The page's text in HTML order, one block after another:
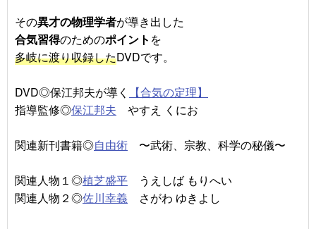
その異才の物理学者が導き出した
合気習得のためのポイント を
多岐に渡り収録したDVDです。
DVD◎保江邦夫が導く
【合気の定理】
指導監修◎保江邦夫 やすえ くにお
関連新刊書籍◎自由術 〜武術、宗教、科学の秘儀〜
関連人物１◎植芝盛平 うえしば もりへい
関連人物２◎佐川幸義 さがわ ゆきよし